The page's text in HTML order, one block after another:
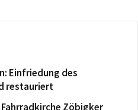
Einfriedung des
restauriert
Zöbigker